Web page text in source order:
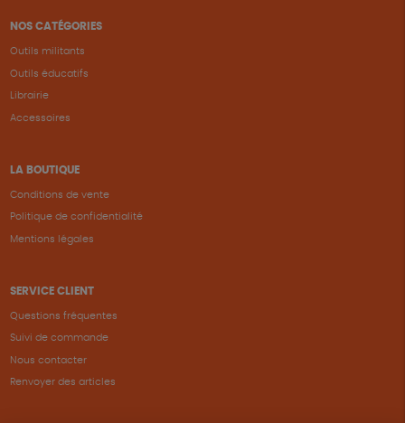
NOS CATÉGORIES
Outils militants
Outils éducatifs
Librairie
Accessoires
LA BOUTIQUE
Conditions de vente
Politique de confidentialité
Mentions légales
SERVICE CLIENT
Questions fréquentes
Suivi de commande
Nous contacter
Renvoyer des articles